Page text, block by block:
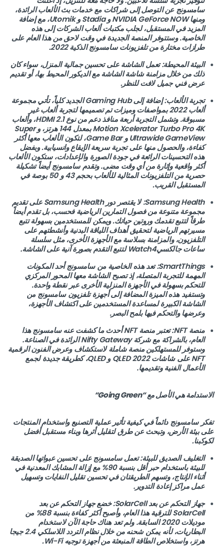
سامسونج عن التوصل إلى شراكات مع خدمات بث الألعاب الرائدة،
ومنها NVIDIA GeForce NOW و Stadia و Utomik، مع إضافة
المزيد في المستقبل، لجلب مكتبات ألعاب الشركات إلى هذه
الخاصية. وستتوفر المنصة الجديدة في وقت لاحق من هذا العام على
طرازات مختارة من تلفزيونات سامسونج الذكية 2022.
البيئة المحيطة: تعمل الشاشة على تحسين جمالية المنزل، سواء كان
ذلك من خلال مزامنة شاشة الشاشة مع الديكور المحيط بها، أو تقديم
عرض فني جميل لافت للنظر.
تجربة الألعاب: إضافة إلى Gaming Hub الجديد كلياً، تأتي مجموعة
ألعاب 2022 بمواصفات وميزات تم تصميمها لتجربة ألعاب غير
مسبوقة. وتشمل التجربة أربعة منافذ دعم من نوع HDMI 2.1، وألعاب
Motion Xcelerator Turbo Pro 4K بمعدل 144 هرتز، و Super
Ultrawide GameView و Game Bar، لتكون الألعاب معها أكثر
كفاءة، والحصول منها على تجربة سريعة الإيقاع وانسيابية. وبفضل
هذه التحسينات الرائعة في جودة الصورة والإعدادات، ستكون الألعاب
أكثر واقعية وإثارة من أي وقت مضى. وتقدم سامسونج أيضاً تشكيلة
حصرية من التلفزيونات المثالية للألعاب بحجم 43 و 50 بوصة في
المستقبل القريب.
Samsung Health: لا يقتصر دور Samsung Health على تقديم
مجموعة متنوعة من فصول التمارين الرياضية فحسب، بل تقدم أيضاً
طرقاً لتتبع تقدمك وروتين حياتك. ويمكن للمستخدمين بسهولة تتبع
مسيرتهم الرياضية لتحقيق أهداف اللياقة البدنية وأنشطتهم على
التلفزيون، والمزامنة بسلاسة مع الأجهزة الأخرى، مثل سلسلة
ساعات جالكسيWatch4 لتتبع التقدم بصورة آنية على الشاشة.
SmartThings: تعد هذه الخاصية من سامسونج أحد المكونات
المهمة للتجربة المتصلة، إذ تصبح الشاشة معها المحور المركزي
للتحكم بسهولة في الأجهزة المنزلية الأخرى عبر نقطة واحدة.
وتستفيد هذه الميزة المضافة إلى أجهزة تلفزيون سامسونج من
الشاشة الكبيرة لمساعدة المستخدمين على اكتشاف الأجهزة،
وعرضها والتحكم فيها بلمح البصر.
منصة NFT: تعتبر منصة NFT أحدث ما كشفت عنه سامسونج هذا
العام، بالشراكة مع شركة Nifty Gateway الرائدة في الصناعة.
وستوفر للمستهلكين منصة شاملة لاستكشاف وعرض الفنون الرقمية
NFT على شاشات 2022 QLED و QLED، كطريقة جديدة لجمع
الأعمال الفنية وتقديمها.
الاستدامة هي الأصل مع “Going Green
“
تفكر سامسونج دائماً في كيفية تأثير عملية التصنيع واستخدام المنتجات
على بيئة الأرض، وتبحث عن طرق لتقليل أثرها وبناء مستقبل أفضل
لكوكبنا.
التغليف الصديق للبيئة: تعمل سامسونج على تحسين عبواتها الصديقة
للبيئة باستخدام حبر أقل بنسبة 90% مع إزالة المشابك المعدنية في
أثناء الإنتاج، وتسهم الطريقتان في تحسين تقليل النفايات وتسهيل
عمل مراكز إعادة التدوير.
جهاز التحكم عن بعد SolarCell: خضع جهاز التحكم عن بعد
SolarCell للترقية هذا العام، وأصبح أكثر كفاءة بنسبة 88% من
موديلات 2020 السابقة. ولم تعد هناك حاجة الآن لاستخدام
البطاريات، لأنه يمكن شحنه من خلال نظام التردد اللاسلكي 2.4 جيجا
هرتز، واستخلاص الطاقة المنبعثة من أجهزة توجيه Wi-Fi.